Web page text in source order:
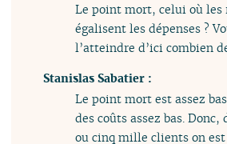
Le point mort, celui où les
égalisent les dépenses ?
l’atteindre d’ici combien
Stanislas Sabatier :
Le point mort est assez
des coûts assez bas. Donc,
ou cinq mille clients on